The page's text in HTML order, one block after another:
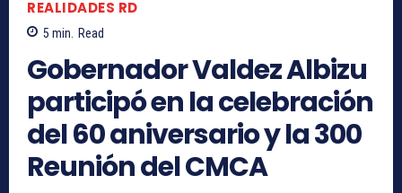
REALIDADES RD
5 min. Read
Gobernador Valdez Albizu
participó en la celebración
del 60 aniversario y la 300
Reunión del CMCA